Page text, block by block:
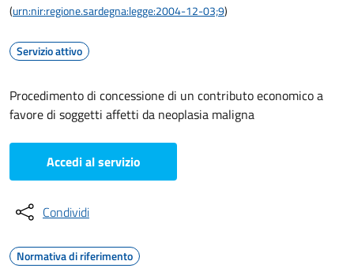
(urn:nir:regione.sardegna:legge:2004-12-03;9)
Servizio attivo
Procedimento di concessione di un contributo economico a
favore di soggetti affetti da neoplasia maligna
Accedi al servizio
Condividi
Normativa di riferimento